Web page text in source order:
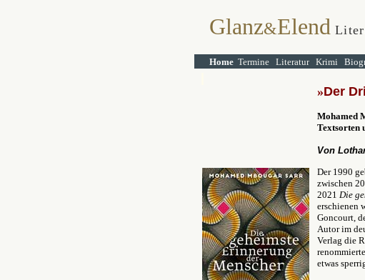
Glanz&Elend
Home Termine Literatur Krimi
»Der
Mohamed
Textsorten
Von
Der 1990
zwischen
2021 Die
erschienen
Goncourt,
Autor im
Verlag die
etwas